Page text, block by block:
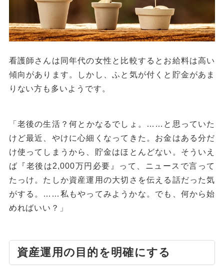
看護師さんは同年代の女性と比較するとお給料は高い
傾向があります。しかし、ふと気が付くと貯金があま
りない方も多いようです。
「老後の生活？何とかなるでしょ。……と思っていた
けど最近、やけに心細くなってきた。お金はある分だ
け使ってしまうから、貯金はほとんどない。そういえ
ば『老後は2,000万円必要』って、ニュースで言って
たっけ。たしか資産運用の大切さを伝える話だった気
がする。……私もやってみようかな。でも、何から始
めればいい？」
資産運用の目的を明確にする